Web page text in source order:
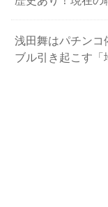
浅田舞はパチンコ
ブル引き起こす「